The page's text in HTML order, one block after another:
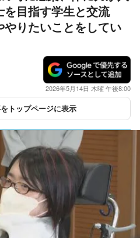
目指す学生と交流
やりたいことをしてい
2026年5月14日 木曜 午後8:00
トップページに表示